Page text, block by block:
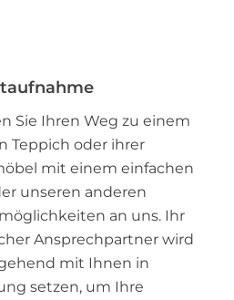
Sie Ihren Weg zu einem
Teppich oder ihrer
mit einem einfachen
unseren anderen
an uns. Ihr
Ansprechpartner wird
mit Ihnen in
setzen, um Ihre